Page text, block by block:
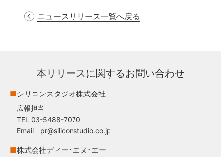
ニュースリリース一覧へ戻る
本リリースに関するお問い合わせ
■シリコンスタジオ株式会社
広報担当
TEL 03-5488-7070
Email：pr@siliconstudio.co.jp
■株式会社ディー･エヌ･エー